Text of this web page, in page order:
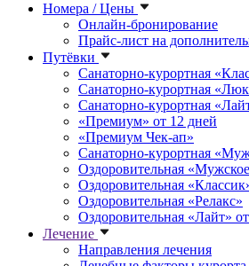
Номера / Цены
Онлайн-бронирование
Прайс-лист на
Путёвки
Санаторно-курортная
Санаторно-курортная
Санаторно-курортная
«Премиум» от 12 дней
«Премиум Чек-ап»
Санаторно-курортная
Оздоровительная
Оздоровительная
Оздоровительная «Релакс»
Оздоровительная «Лайт»
Лечение
Направления лечения